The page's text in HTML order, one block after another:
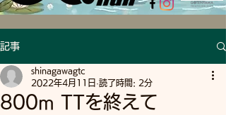
記事
800m TTを終えて
shinagawagtc
2022年4月11日 読了時間: 2分